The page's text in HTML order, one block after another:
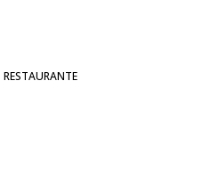
RESTAURANTE